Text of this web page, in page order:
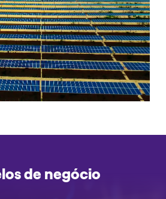
de negócio